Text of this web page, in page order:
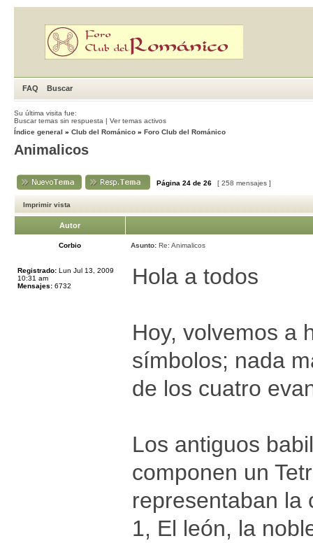
FAQ Buscar
Su última visita fue:
Buscar temas sin respuesta | Ver temas activos
Índice general » Club del Románico » Foro Club del Románico
Animalicos
Página 24 de 26 [ 258 mensajes ]
Imprimir vista
Autor
Corbio Asunto: Re: Animalicos
Registrado: Lun Jul 13, 2009
10:31 am
Mensajes: 6732 Hola a todos
Hoy, volvemos a
símbolos; nada
de los cuatro
Los antiguos
componen un
representaban la
1, El león, la